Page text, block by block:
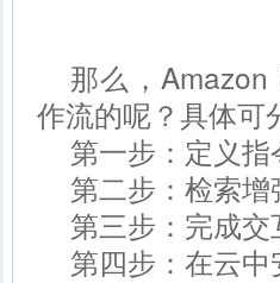
那么，
作流的呢？具体可
第一步：定义
第二步：检索
第三步：完成
第四步：在云